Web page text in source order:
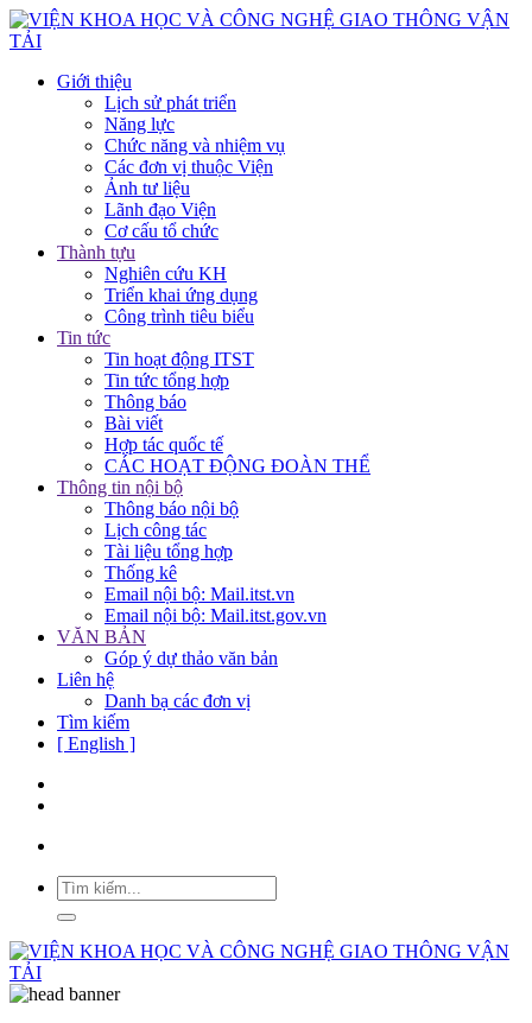
Giới thiệu
Lịch sử phát triển
Năng lực
Chức năng và nhiệm vụ
Các đơn vị thuộc Viện
Ảnh tư liệu
Lãnh đạo Viện
Cơ cấu tổ chức
Thành tựu
Nghiên cứu KH
Triển khai ứng dụng
Công trình tiêu biểu
Tin tức
Tin hoạt động ITST
Tin tức tổng hợp
Thông báo
Bài viết
Hợp tác quốc tế
CÁC HOẠT ĐỘNG ĐOÀN THỂ
Thông tin nội bộ
Thông báo nội bộ
Lịch công tác
Tài liệu tổng hợp
Thống kê
Email nội bộ: Mail.itst.vn
Email nội bộ: Mail.itst.gov.vn
VĂN BẢN
Góp ý dự thảo văn bản
Liên hệ
Danh bạ các đơn vị
Tìm kiếm
[ English ]